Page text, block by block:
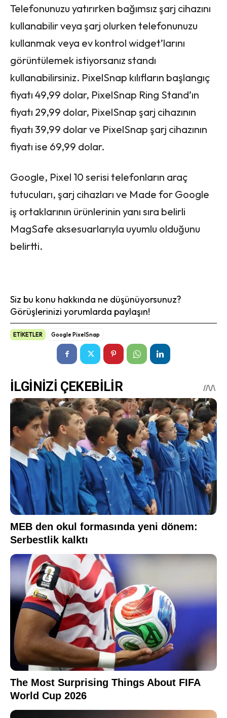
Telefonunuzu yatırırken bağımsız şarj cihazını
kullanabilir veya şarj olurken telefonunuzu
kullanmak veya ev kontrol widget’larını
görüntülemek istiyorsanız standı
kullanabilirsiniz. PixelSnap kılıfların başlangıç ​​
fiyatı 49,99 dolar, PixelSnap Ring Stand’ın
fiyatı 29,99 dolar, PixelSnap şarj cihazının
fiyatı 39,99 dolar ve PixelSnap şarj cihazının
fiyatı ise 69,99 dolar.
Google, Pixel 10 serisi telefonların araç
tutucuları, şarj cihazları ve Made for Google
iş ortaklarının ürünlerinin yanı sıra belirli
MagSafe aksesuarlarıyla uyumlu olduğunu
belirtti.
Siz bu konu hakkında ne düşünüyorsunuz?
Görüşlerinizi yorumlarda paylaşın!
ETİKETLER Google PixelSnap